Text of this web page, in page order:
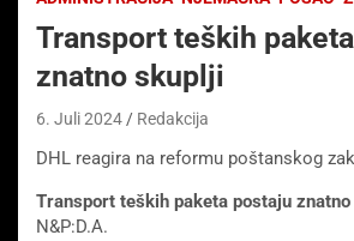
Transport teških
znatno skuplji
6. Juli 2024 Redakcija
DHL reagira na reformu poštanskog
Transport teških paketa postaju
N&P:D.A.